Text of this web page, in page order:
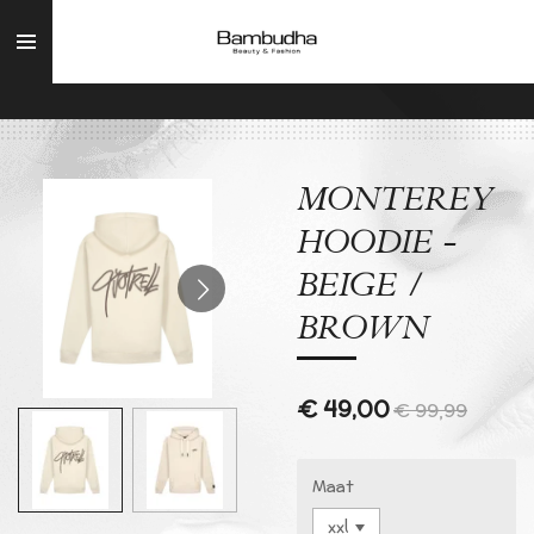
direct
hoofdinhoud
MONTEREY
HOODIE -
BEIGE /
BROWN
€ 49,00€ 99,99
Maat